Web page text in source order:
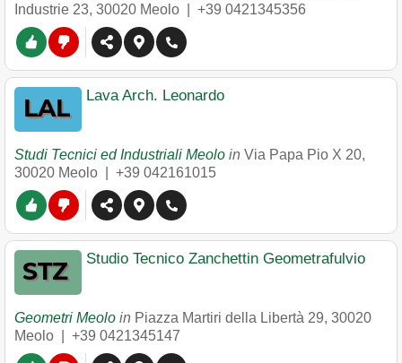
Industrie 23, 30020 Meolo +39 0421345356
Lava Arch. Leonardo
Studi Tecnici ed Industriali Meolo in Via Papa Pio X 20,
30020 Meolo +39 042161015
Studio Tecnico Zanchettin Geometrafulvio
Geometri Meolo in Piazza Martiri della Libertà 29, 30020
Meolo
+39 0421345147